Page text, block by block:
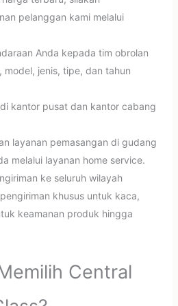
pelanggan kami melalui
Anda kepada tim obrolan
model, jenis, tipe, dan tahun
kantor pusat dan kantor cabang
layanan pemasangan di gudang
melalui layanan home service.
ke seluruh wilayah
khusus untuk kaca,
keamanan produk hingga
Central